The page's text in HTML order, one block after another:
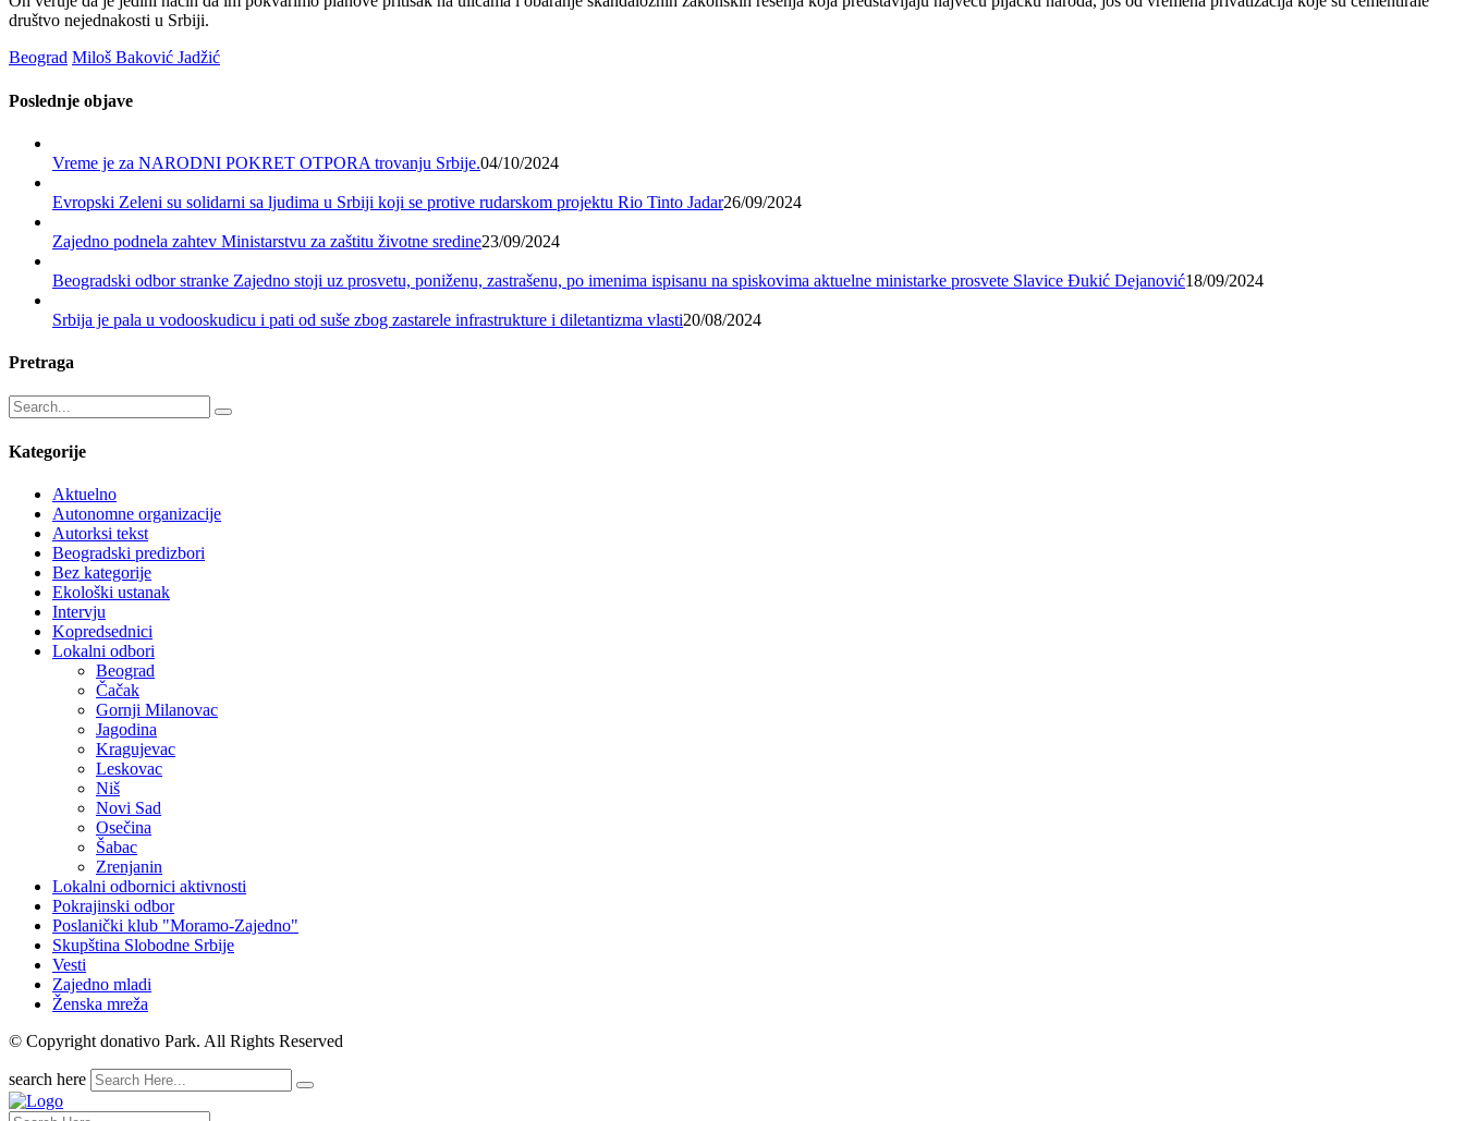
društvo nejednakosti u Srbiji.
Beograd Miloš Baković Jadžić
Poslednje objave
Vreme je za NARODNI POKRET OTPORA trovanju Srbije.04/10/2024
Evropski Zeleni su solidarni sa ljudima u Srbiji koji se protive rudarskom projektu Rio Tinto Jadar26/09/2024
Zajedno podnela zahtev Ministarstvu za zaštitu životne sredine23/09/2024
Beogradski odbor stranke Zajedno stoji uz prosvetu, poniženu, zastrašenu, po imenima ispisanu na spiskovima aktuelne ministarke prosvete Slavice Đukić Dejanović18/09/2024
Srbija je pala u vodooskudicu i pati od suše zbog zastarele infrastrukture i diletantizma vlasti20/08/2024
Pretraga
Kategorije
Aktuelno
Autonomne organizacije
Autorksi tekst
Beogradski predizbori
Bez kategorije
Ekološki ustanak
Intervju
Kopredsednici
Lokalni odbori
Beograd
Čačak
Gornji Milanovac
Jagodina
Kragujevac
Leskovac
Niš
Novi Sad
Osečina
Šabac
Zrenjanin
Lokalni odbornici aktivnosti
Pokrajinski odbor
Poslanički klub "Moramo-Zajedno"
Skupština Slobodne Srbije
Vesti
Zajedno mladi
Ženska mreža
© Copyright donativo Park. All Rights Reserved
search here